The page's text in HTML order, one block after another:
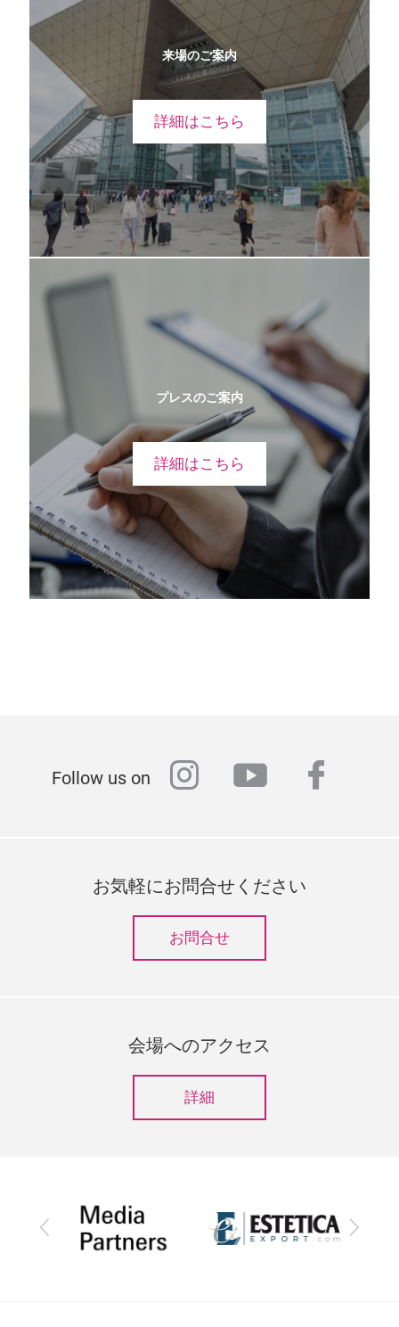
来場のご案内
詳細はこちら
プレスのご案内
詳細はこちら
Follow us on instagram
youtube
お気軽にお問合せください
お問合せ
会場へのアクセス
詳細
前
次